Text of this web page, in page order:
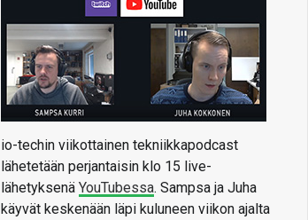
io-techin viikottainen tekniikkapodcast
lähetetään perjantaisin klo 15 live-
lähetyksenä YouTubessa. Sampsa ja Juha
käyvät keskenään läpi kuluneen viikon ajalta